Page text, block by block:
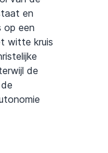
en
op een
witte kruis
de